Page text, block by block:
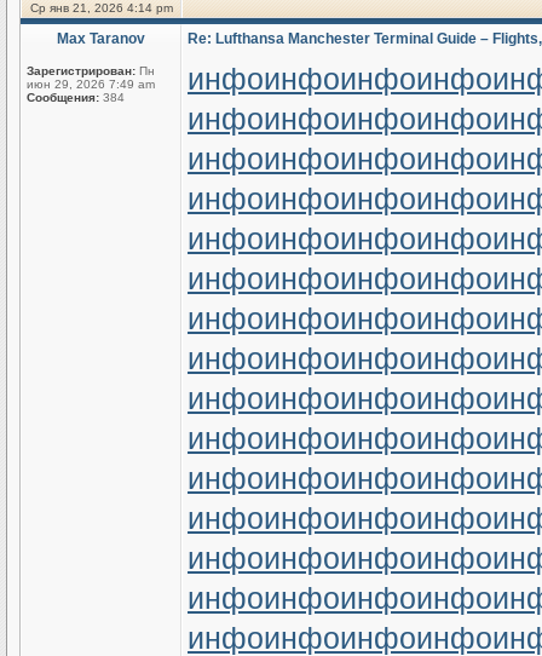
Ср янв 21, 2026 4:14 pm
Max Taranov
Зарегистрирован: Пн
июн 29, 2026 7:49 am
Сообщения: 384
Re: Lufthansa Manchester Terminal Guide –
инфоинфоинфоинфо
инфоинфоинфоинфо
инфоинфоинфоинфо
инфоинфоинфоинфо
инфоинфоинфоинфо
инфоинфоинфоинфо
инфоинфоинфоинфо
инфоинфоинфоинфо
инфоинфоинфоинфо
инфоинфоинфоинфо
инфоинфоинфоинфо
инфоинфоинфоинфо
инфоинфоинфоинфо
инфоинфоинфоинфо
инфоинфоинфоинфо